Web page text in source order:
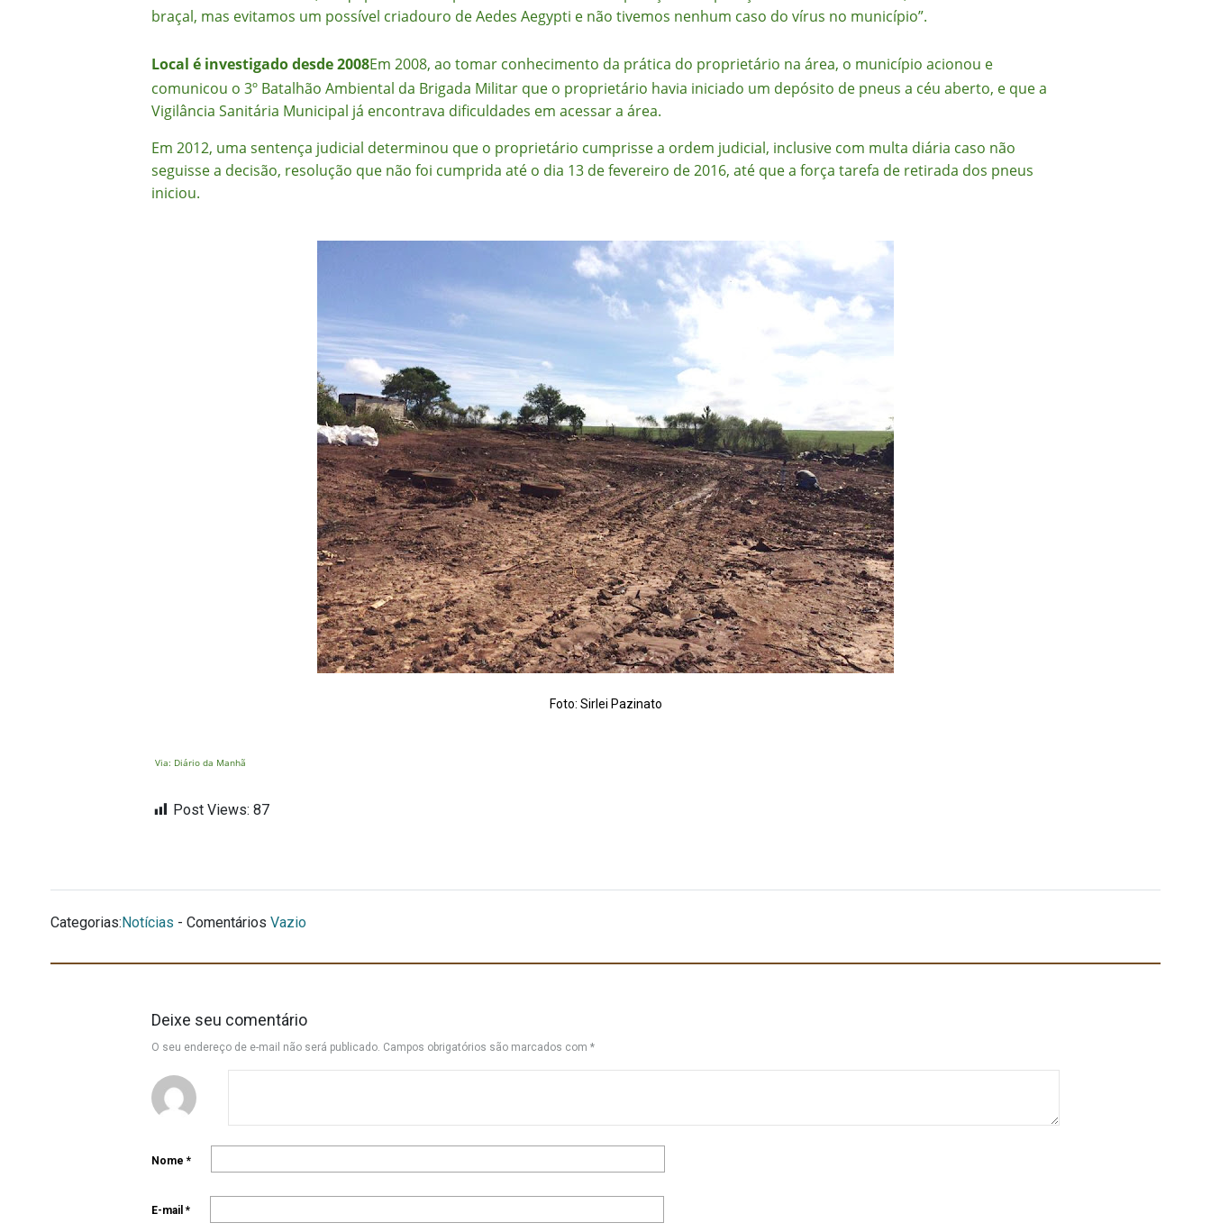
braçal, mas evitamos um possível criadouro de Aedes Aegypti e não tivemos nenhum caso do vírus no município”.
Local é investigado desde 2008Em 2008, ao tomar conhecimento da prática do proprietário na área, o município acionou e
comunicou o 3º Batalhão Ambiental da Brigada Militar que o proprietário havia iniciado um depósito de pneus a céu aberto, e que a
Vigilância Sanitária Municipal já encontrava dificuldades em acessar a área.
Em 2012, uma sentença judicial determinou que o proprietário cumprisse a ordem judicial, inclusive com multa diária caso não
seguisse a decisão, resolução que não foi cumprida até o dia 13 de fevereiro de 2016, até que a força tarefa de retirada dos pneus
iniciou.
Foto: Sirlei Pazinato
Via: Diário da Manhã
Post Views: 87
Categorias: Notícias - Comentários Vazio
Deixe seu comentário
O seu endereço de e-mail não será publicado. Campos obrigatórios são marcados com *
Nome *
E-mail *